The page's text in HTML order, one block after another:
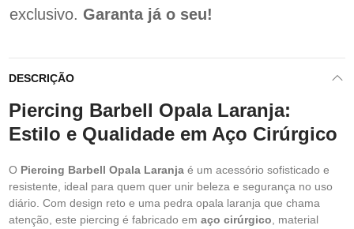
exclusivo. Garanta já o seu!
DESCRIÇÃO
Piercing Barbell Opala Laranja:
Estilo e Qualidade em Aço Cirúrgico
O Piercing Barbell Opala Laranja é um acessório sofisticado e
resistente, ideal para quem quer unir beleza e segurança no uso
diário. Com design reto e uma pedra opala laranja que chama
atenção, este piercing é fabricado em aço cirúrgico , material